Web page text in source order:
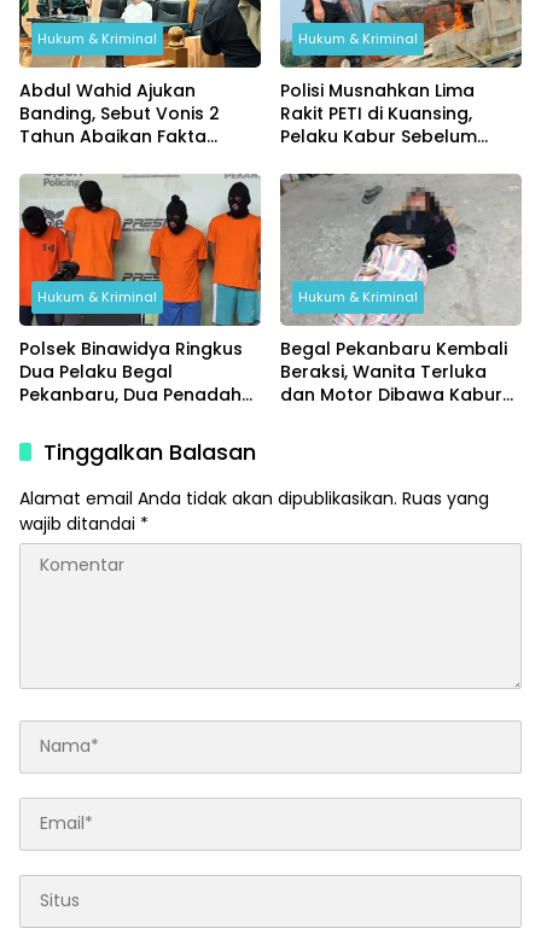
Hukum & Kriminal
Abdul Wahid Ajukan
Banding, Sebut Vonis 2
Tahun Abaikan Fakta
Hukum & Kriminal
Polisi Musnahkan Lima
Rakit PETI di Kuansing,
Pelaku Kabur Sebelum
Hukum & Kriminal
Polsek Binawidya Ringkus
Dua Pelaku Begal
Pekanbaru, Dua Penadah
Hukum & Kriminal
Begal Pekanbaru Kembali
Beraksi, Wanita Terluka
dan Motor Dibawa Kabur
Tinggalkan Balasan
Alamat email Anda tidak akan dipublikasikan. Ruas yang
wajib ditandai *